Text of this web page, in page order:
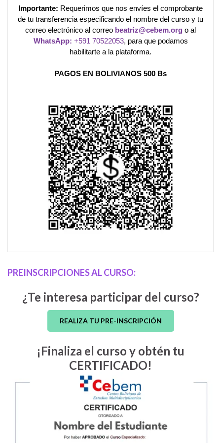
Importante: Requerimos que nos envíes el comprobante
de tu transferencia especificando el nombre del curso y tu
correo electrónico al correo beatriz@cebem.org o al
WhatsApp: +591 70522053, para que podamos
habilitarte a la plataforma.
PAGOS EN BOLIVIANOS 500 Bs
PREINSCRIPCIONES AL CURSO:
¿Te interesa participar del curso?
REALIZA TU PRE-INSCRIPCIÓN
¡Finaliza el curso y obtén tu
CERTIFICADO!